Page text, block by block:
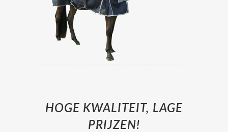
HOGE KWALITEIT, LAGE
PRIJZEN!